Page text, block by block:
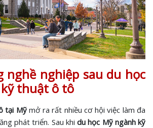
nghề nghiệp sau du học
thuật ô tô
tại Mỹmở ra rất nhiều cơ hội việc làm đa
phát triển. Sau khidu học Mỹ ngành kỹ